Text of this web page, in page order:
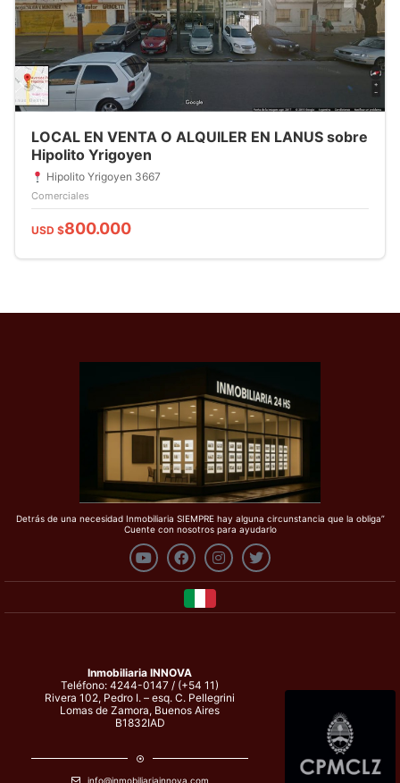
LOCAL EN VENTA O ALQUILER EN LANUS sobre
Hipolito Yrigoyen
Hipolito Yrigoyen 3667
Comerciales
USD $800.000
Detrás de una necesidad Inmobiliaria SIEMPRE hay alguna circunstancia que la obliga”
Cuente con nosotros para ayudarlo
Inmobiliaria INNOVA
Teléfono: 4244-0147 / (+54 11)
Rivera 102, Pedro I. – esq. C. Pellegrini
Lomas de Zamora, Buenos Aires
B1832IAD
info@inmobiliariainnova.com